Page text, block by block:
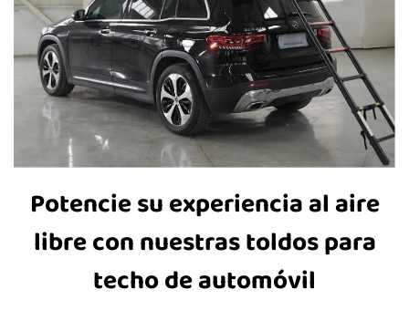
Potencie su experiencia al aire
libre con nuestras toldos para
techo de automóvil